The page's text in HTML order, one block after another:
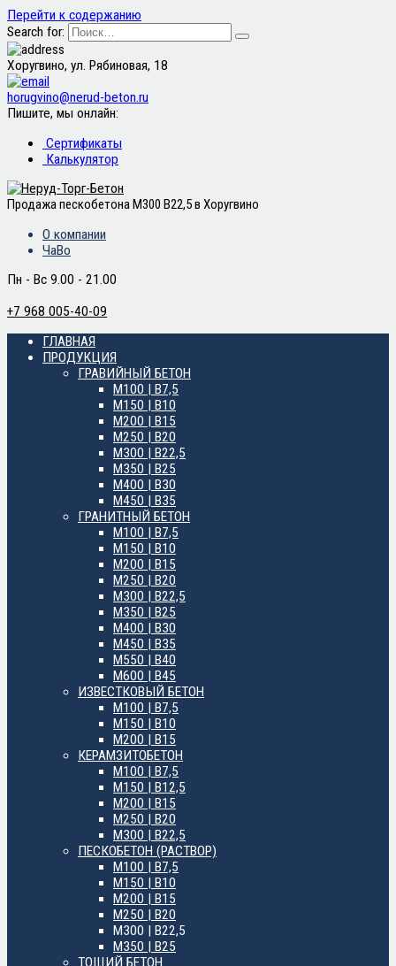
Перейти к содержанию
Search for:
Хоругвино, ул. Рябиновая, 18
horugvino@nerud-beton.ru
Пишите, мы онлайн:
Сертификаты
Калькулятор
Продажа пескобетона М300 B22,5 в Хоругвино
О компании
ЧаВо
Пн - Вс 9.00 - 21.00
+7 968 005-40-09
ГЛАВНАЯ
ПРОДУКЦИЯ
ГРАВИЙНЫЙ БЕТОН
М100 | B7,5
М150 | B10
М200 | B15
М250 | B20
М300 | B22,5
М350 | B25
М400 | B30
М450 | B35
ГРАНИТНЫЙ БЕТОН
М100 | B7,5
М150 | B10
М200 | B15
М250 | B20
М300 | B22,5
М350 | B25
М400 | B30
М450 | B35
М550 | B40
М600 | B45
ИЗВЕСТКОВЫЙ БЕТОН
М100 | B7,5
М150 | B10
М200 | B15
КЕРАМЗИТОБЕТОН
М100 | B7,5
М150 | B12,5
М200 | B15
М250 | B20
М300 | B22,5
ПЕСКОБЕТОН (РАСТВОР)
М100 | B7,5
М150 | B10
М200 | B15
М250 | B20
М300 | B22,5
М350 | B25
ТОЩИЙ БЕТОН